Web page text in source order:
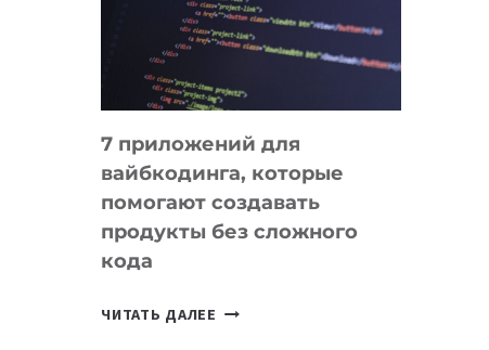
ДЛЯ
РАБОТЫ
7 приложений для
вайбкодинга, которые
помогают создавать
продукты без сложного
кода
ЧИТАТЬ ДАЛЕЕ